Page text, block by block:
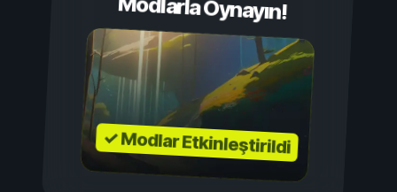
Modlarla Oynayın!
✓ Modlar Etkinleştirildi